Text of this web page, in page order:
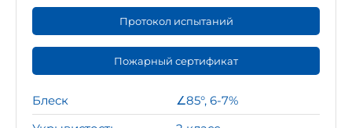
Протокол испытаний
Пожарный сертификат
Блеск
∠85°, 6-7%